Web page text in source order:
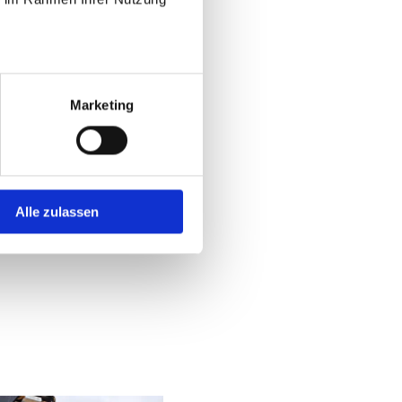
Marketing
Alle zulassen
er jetzt nur mehr in einer